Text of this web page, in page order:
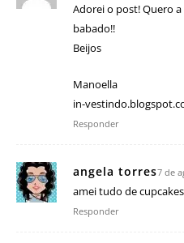
Adorei o post! Quero
babado!!
Beijos
Manoella
in-
Responder
angela torres7 de
amei tudo de
Responder